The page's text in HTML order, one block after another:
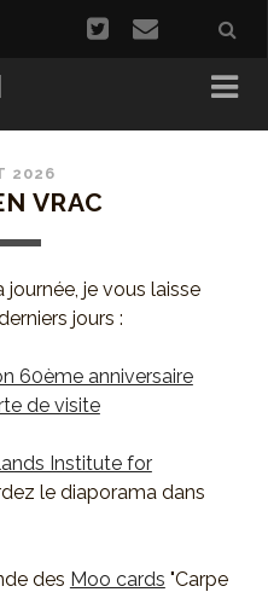
2026
VRAC
je vous laisse
jours :
60ème anniversaire
de visite
Institute for
le diaporama dans
des Moo cards Carpe